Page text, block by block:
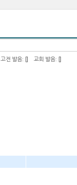
고전 발음: [] 교회 발음: []